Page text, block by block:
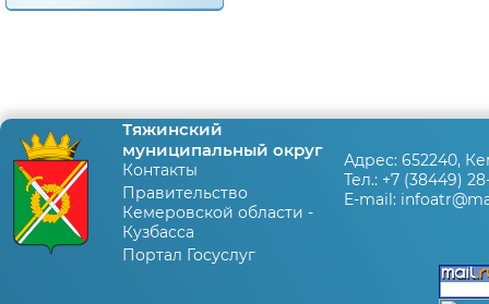
Тяжинский
муниципальный округ
Контакты
Правительство
Кемеровской области -
Кузбасса
Портал Госуслуг
Адрес: 652240,
Тел.: +7 (38449)
E-mail: